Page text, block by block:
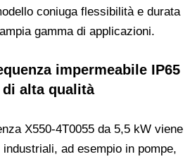
coniuga flessibilità e durata
gamma di applicazioni.
impermeabile IP65
di alta qualità
X550-4T0055 da 5,5 kW viene
ad esempio in pompe,